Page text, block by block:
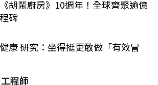
胡鬧廚房》10週年！全球齊聚逾億
碑
康 研究：坐得挺更敢做「有效冒
程師